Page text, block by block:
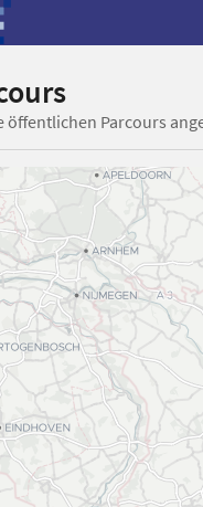
öffentlichen Parcours